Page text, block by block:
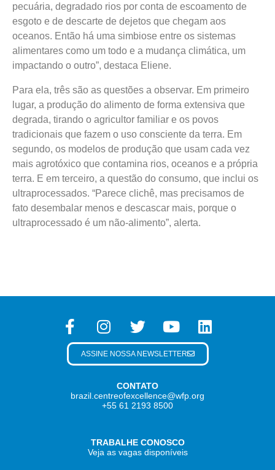
pecuária, degradado rios por conta de escoamento de
esgoto e de descarte de dejetos que chegam aos
oceanos. Então há uma simbiose entre os sistemas
alimentares como um todo e a mudança climática, um
impactando o outro”, destaca Eliene.
Para ela, três são as questões a observar. Em primeiro
lugar, a produção do alimento de forma extensiva que
degrada, tirando o agricultor familiar e os povos
tradicionais que fazem o uso consciente da terra. Em
segundo, os modelos de produção que usam cada vez
mais agrotóxico que contamina rios, oceanos e a própria
terra. E em terceiro, a questão do consumo, que inclui os
ultraprocessados. “Parece clichê, mas precisamos de
fato desembalar menos e descascar mais, porque o
ultraprocessado é um não-alimento”, alerta.
CONTATO
brazil.centreofexcellence@wfp.org
+55 61 2193 8500
TRABALHE CONOSCO
Veja as vagas disponíveis
ASSINE NOSSA NEWSLETTER